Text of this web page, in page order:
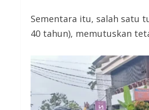
Sementara itu, salah satu
40 tahun), memutuskan